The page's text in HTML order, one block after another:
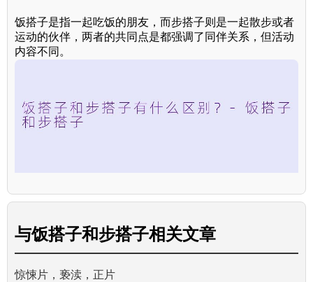
饭搭子是指一起吃饭的朋友，而步搭子则是一起散步或者
运动的伙伴，两者的共同点是都强调了同伴关系，但活动
内容不同。
与饭搭子和步搭子相关文章
惊悚片，亵渎，正片